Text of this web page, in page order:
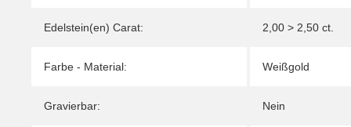
Edelstein(en) Carat: 2,00 > 2,50 ct.
Farbe - Material: Weißgold
Gravierbar: Nein